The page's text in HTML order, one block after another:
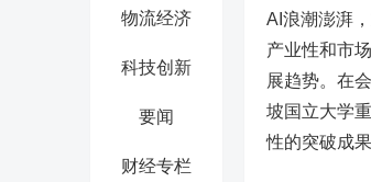
物流经济
科技创新
要闻
财经专栏
AI浪潮澎湃
产业性和市
展趋势。在
坡国立大学
性的突破成果